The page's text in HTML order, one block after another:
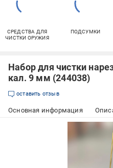
СРЕДСТВА ДЛЯ
ЧИСТКИ ОРУЖИЯ
ПОДСУМКИ
Набор для чистки
кал. 9 мм (244038)
оставить отзыв
Основная информация